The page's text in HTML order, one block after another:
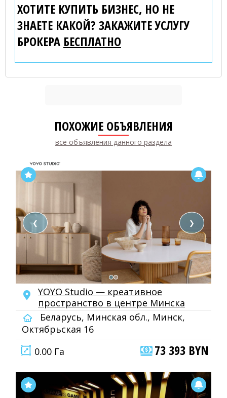
ХОТИТЕ КУПИТЬ БИЗНЕС, НО НЕ
ЗНАЕТЕ КАКОЙ? ЗАКАЖИТЕ УСЛУГУ
БРОКЕРА БЕСПЛАТНО
ПОХОЖИЕ ОБЪЯВЛЕНИЯ
все объявления данного раздела
❮ ❯
YOYO Studio — креативное
пространство в центре Минска
Беларусь, Минская обл., Минск,
Октябрьская 16
0.00 Га
73 393 BYN